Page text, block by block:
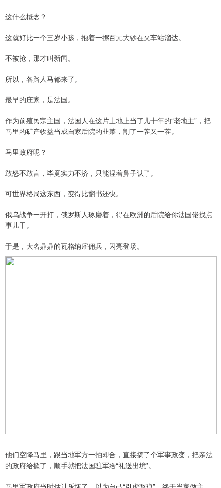
这什么概念？
这就好比一个三岁小孩，抱着一摞百元大钞在火车站溜达。
不被抢，那才叫新闻。
所以，各路人马都来了。
最早的庄家，是法国。
作为前殖民宗主国，法国人在这片土地上当了几十年的“老地主”，把
马里的矿产收益当成自家后院的韭菜，割了一茬又一茬。
马里政府呢？
敢怒不敢言，毕竟实力不济，只能捏着鼻子认了。
可世界格局这东西，变得比翻书还快。
俄乌战争一开打，俄罗斯人琢磨着，得在欧洲的后院给你法国佬找点
事儿干。
于是，大名鼎鼎的瓦格纳雇佣兵，闪亮登场。
他们空降马里，跟当地军方一拍即合，直接搞了个军事政变，把亲法
的政府给掀了，顺手就把法国驻军给“礼送出境”。